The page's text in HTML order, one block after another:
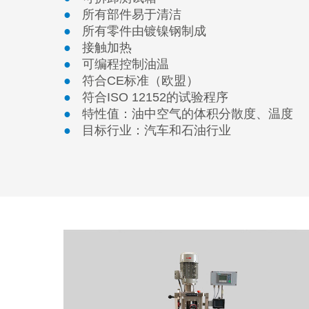
所有部件易于清洁
所有零件由镀镍钢制成
接触加热
可编程控制油温
符合CE标准（欧盟）
符合ISO 12152的试验程序
特性值：油中空气的体积分散度、温度
目标行业：汽车和石油行业